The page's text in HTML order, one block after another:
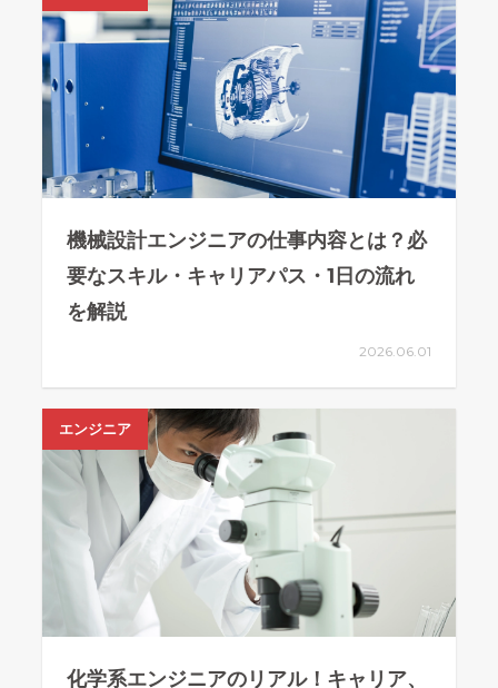
機械設計エンジニアの仕事内容とは？必
要なスキル・キャリアパス・1日の流れ
を解説
2026.06.01
エンジニア
化学系エンジニアのリアル！キャリア、